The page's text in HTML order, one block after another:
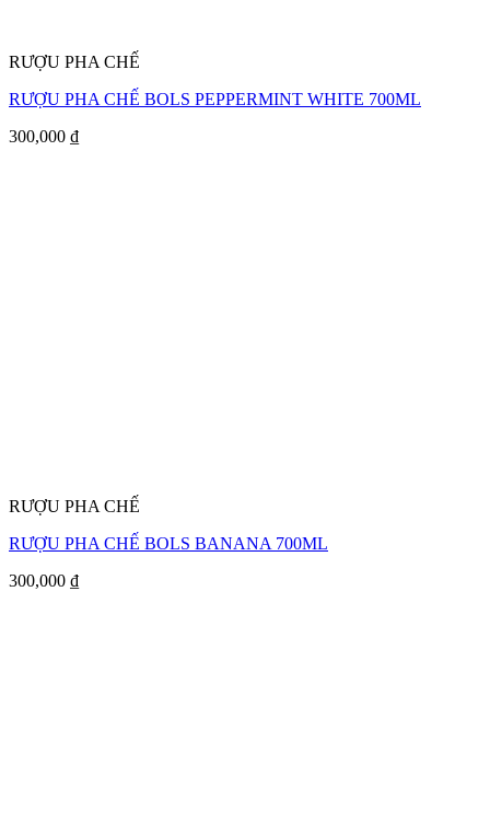
RƯỢU PHA CHẾ
RƯỢU PHA CHẾ BOLS PEPPERMINT WHITE 700ML
300,000 ₫
RƯỢU PHA CHẾ
RƯỢU PHA CHẾ BOLS BANANA 700ML
300,000 ₫